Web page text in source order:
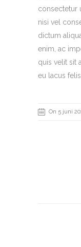
consectetur
nisi vel
dictum
enim, ac
quis velit sit
eu lacus felis.
On 5 juni